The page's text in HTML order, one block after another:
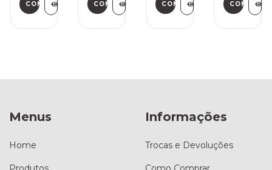
COMPRAR COMPRAR COMPRAR
Menus
Home
Informações
Trocas e Devoluções